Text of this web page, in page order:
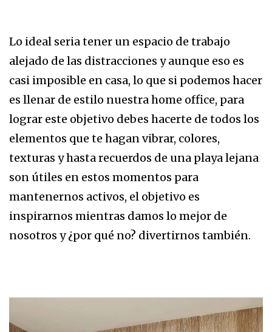
Lo ideal seria tener un espacio de trabajo
alejado de las distracciones y aunque eso es
casi imposible en casa, lo que si podemos hacer
es llenar de estilo nuestra home office, para
lograr este objetivo debes hacerte de todos los
elementos que te hagan vibrar, colores,
texturas y hasta recuerdos de una playa lejana
son útiles en estos momentos para
mantenernos activos, el objetivo es
inspirarnos mientras damos lo mejor de
nosotros y ¿por qué no? divertirnos también.